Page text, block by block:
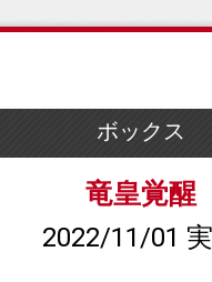
ボックス
竜皇覚醒
2022/11/01